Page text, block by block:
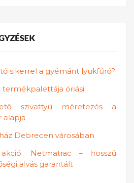
sikerrel a gyémánt lyukfúró?
óriási
szivattyú méretezés a
alapja
Debrecen városában
Netmatrac – hosszú
alvás garantált